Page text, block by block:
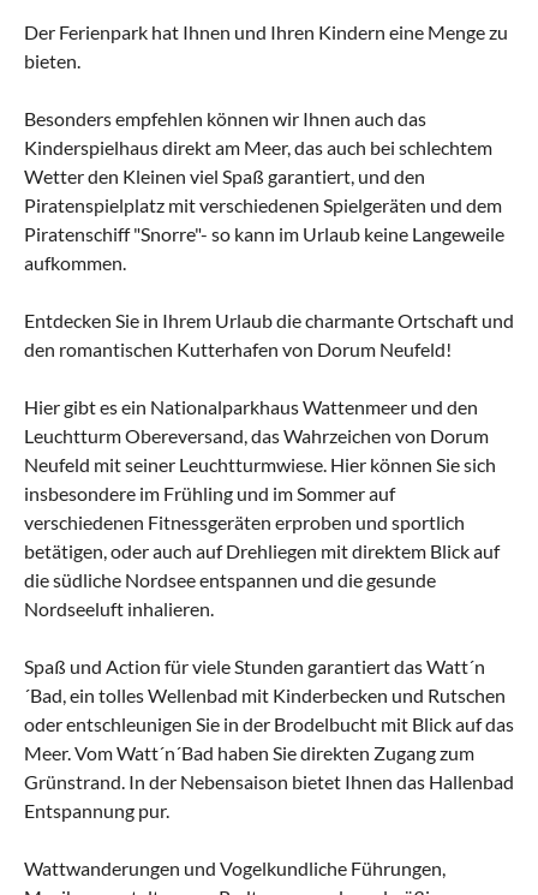
Der Ferienpark hat Ihnen und Ihren Kindern eine Menge zu
bieten.
Besonders empfehlen können wir Ihnen auch das
Kinderspielhaus direkt am Meer, das auch bei schlechtem
Wetter den Kleinen viel Spaß garantiert, und den
Piratenspielplatz mit verschiedenen Spielgeräten und dem
Piratenschiff "Snorre"- so kann im Urlaub keine Langeweile
aufkommen.
Entdecken Sie in Ihrem Urlaub die charmante Ortschaft und
den romantischen Kutterhafen von Dorum Neufeld!
Hier gibt es ein Nationalparkhaus Wattenmeer und den
Leuchtturm Obereversand, das Wahrzeichen von Dorum
Neufeld mit seiner Leuchtturmwiese. Hier können Sie sich
insbesondere im Frühling und im Sommer auf
verschiedenen Fitnessgeräten erproben und sportlich
betätigen, oder auch auf Drehliegen mit direktem Blick auf
die südliche Nordsee entspannen und die gesunde
Nordseeluft inhalieren.
Spaß und Action für viele Stunden garantiert das Watt´n
´Bad, ein tolles Wellenbad mit Kinderbecken und Rutschen
oder entschleunigen Sie in der Brodelbucht mit Blick auf das
Meer. Vom Watt´n´Bad haben Sie direkten Zugang zum
Grünstrand. In der Nebensaison bietet Ihnen das Hallenbad
Entspannung pur.
Wattwanderungen und Vogelkundliche Führungen,